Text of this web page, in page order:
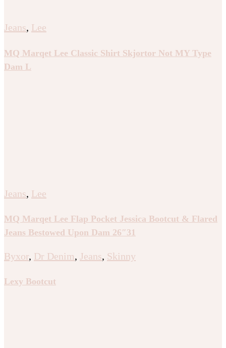
Jeans, Lee
MQ Marqet Lee Classic Shirt Skjortor Not MY Type
Dam L
Jeans, Lee
MQ Marqet Lee Flap Pocket Jessica Bootcut & Flared
Jeans Bestowed Upon Dam 26″31
Byxor, Dr Denim, Jeans, Skinny
Lexy Bootcut